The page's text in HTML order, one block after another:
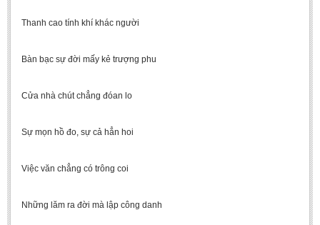
Thanh cao tính khí khác người
Bàn bạc sự đời mấy kẻ trượng phu
Cửa nhà chút chẳng đóan lo
Sự mọn hồ đo, sự cả hẳn hoi
Việc văn chẳng có trông coi
Những lăm ra đời mà lập công danh